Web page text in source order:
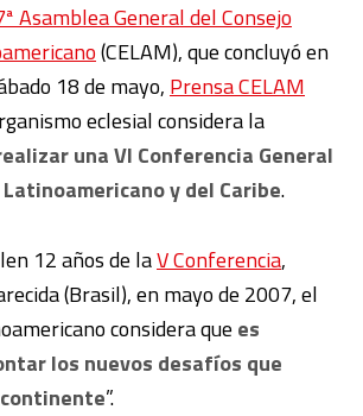
Asamblea General del Consejo
(CELAM), que concluyó en
18 de mayo, Prensa CELAM
eclesial considera la
una VI Conferencia General
y del Caribe.
12 años de laV Conferencia,
(Brasil), en mayo de 2007, el
considera que es
los nuevos desafíos que
”.